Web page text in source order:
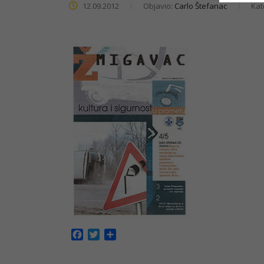
12.09.2012 Objavio: Carlo Štefanac
Facebook
Twitter